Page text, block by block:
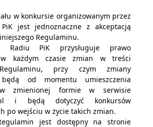
w konkursie organizowanym przez
jest jednoznaczne z akceptacją
Regulaminu.
Radiu PiK przysługuje prawo
w każdym czasie zmian w treści
przy czym zmiany
będą od momentu umieszczenia
zmienionej formie w serwisie
i będą dotyczyć konkursów
po wejściu w życie takich zmian.
jest dostępny na stronie